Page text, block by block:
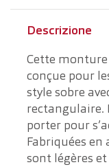
Larghezza
Larghezza
Lunghezza
Descrizione
Cette monture
conçue pour
style sobre
rectangulaire.
porter pour
Fabriquées
sont légères